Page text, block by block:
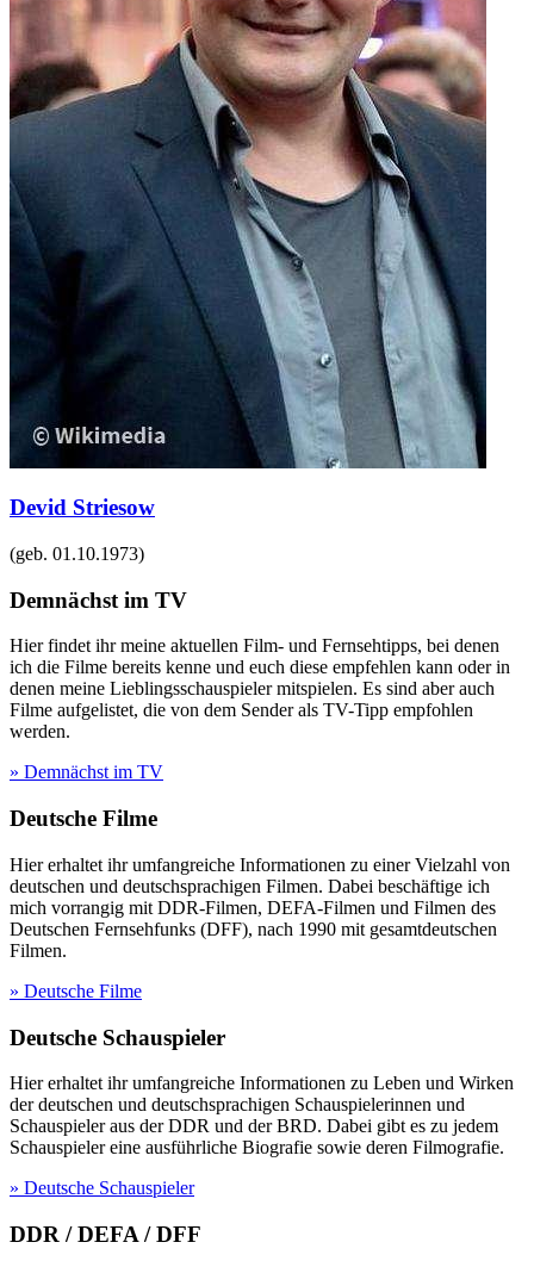
Devid Striesow
(geb. 01.10.1973)
Demnächst im TV
Hier findet ihr meine aktuellen Film- und Fernsehtipps, bei denen
ich die Filme bereits kenne und euch diese empfehlen kann oder in
denen meine Lieblingsschauspieler mitspielen. Es sind aber auch
Filme aufgelistet, die von dem Sender als TV-Tipp empfohlen
werden.
» Demnächst im TV
Deutsche Filme
Hier erhaltet ihr umfangreiche Informationen zu einer Vielzahl von
deutschen und deutschsprachigen Filmen. Dabei beschäftige ich
mich vorrangig mit DDR-Filmen, DEFA-Filmen und Filmen des
Deutschen Fernsehfunks (DFF), nach 1990 mit gesamtdeutschen
Filmen.
» Deutsche Filme
Deutsche Schauspieler
Hier erhaltet ihr umfangreiche Informationen zu Leben und Wirken
der deutschen und deutschsprachigen Schauspielerinnen und
Schauspieler aus der DDR und der BRD. Dabei gibt es zu jedem
Schauspieler eine ausführliche Biografie sowie deren Filmografie.
» Deutsche Schauspieler
DDR / DEFA / DFF